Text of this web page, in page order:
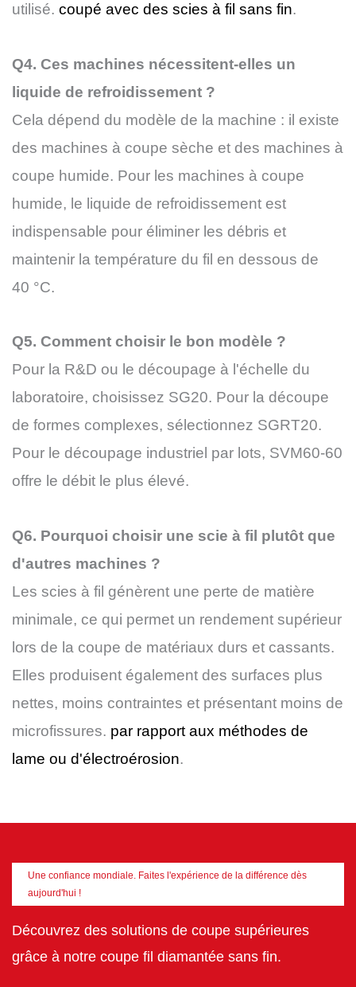
utilisé. coupé avec des scies à fil sans fin.
Q4. Ces machines nécessitent-elles un
liquide de refroidissement ?
Cela dépend du modèle de la machine : il existe
des machines à coupe sèche et des machines à
coupe humide. Pour les machines à coupe
humide, le liquide de refroidissement est
indispensable pour éliminer les débris et
maintenir la température du fil en dessous de
40 °C.
Q5. Comment choisir le bon modèle ?
Pour la R&D ou le découpage à l'échelle du
laboratoire, choisissez SG20. Pour la découpe
de formes complexes, sélectionnez SGRT20.
Pour le découpage industriel par lots, SVM60-60
offre le débit le plus élevé.
Q6. Pourquoi choisir une scie à fil plutôt que
d'autres machines ?
Les scies à fil génèrent une perte de matière
minimale, ce qui permet un rendement supérieur
lors de la coupe de matériaux durs et cassants.
Elles produisent également des surfaces plus
nettes, moins contraintes et présentant moins de
microfissures. par rapport aux méthodes de
lame ou d'électroérosion.
Une confiance mondiale. Faites l'expérience de la différence dès
aujourd'hui !
Découvrez des solutions de coupe supérieures
grâce à notre coupe fil diamantée sans fin.